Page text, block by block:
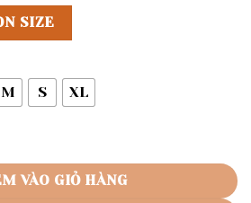
SIZE
M S XL
- quần áo dài truyền thống sau có
VÀO GIỎ HÀNG